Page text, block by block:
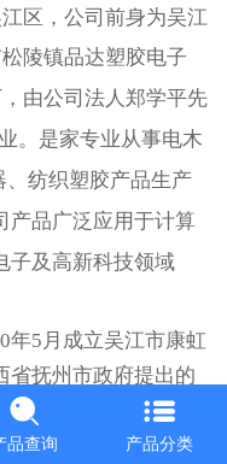
区，公司前身为吴江
陵镇品达塑胶电子
，由公司法人郑学平先
。是家专业从事电木
、纺织塑胶产品生产
产品广泛应用于计算
子及高新科技领域
年5 月成立吴江市康虹
省抚州市政府提出的
州国家高新区注册抚州
1200万。拥有
品查询 产品分类